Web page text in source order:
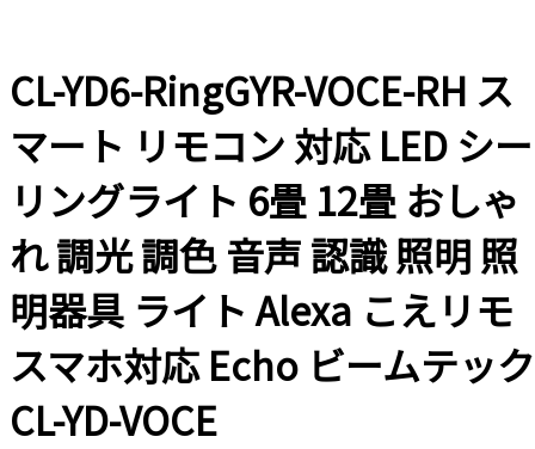
CL-YD6-RingGYR-VOCE-RH ス
マート リモコン 対応 LED シー
リングライト 6畳 12畳 おしゃ
れ 調光 調色 音声 認識 照明 照
明器具 ライト Alexa こえリモ
スマホ対応 Echo ビームテック
CL-YD-VOCE